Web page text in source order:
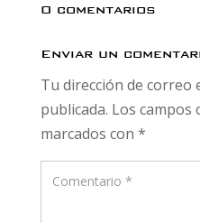
0 comentarios
Enviar un
Tu dirección de correo
publicada. Los
marcados con *